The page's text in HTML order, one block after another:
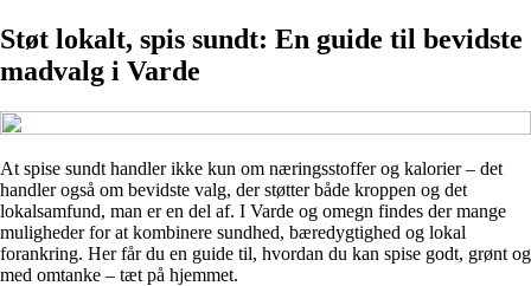
Støt lokalt, spis sundt: En guide til bevidste
madvalg i Varde
At spise sundt handler ikke kun om næringsstoffer og kalorier – det
handler også om bevidste valg, der støtter både kroppen og det
lokalsamfund, man er en del af. I Varde og omegn findes der mange
muligheder for at kombinere sundhed, bæredygtighed og lokal
forankring. Her får du en guide til, hvordan du kan spise godt, grønt og
med omtanke – tæt på hjemmet.